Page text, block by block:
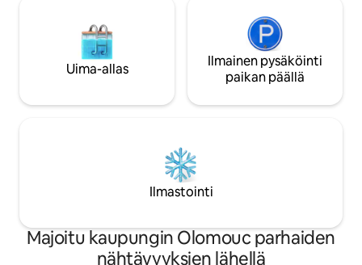
Uima-allas
Ilmainen pysäköinti
paikan päällä
Ilmastointi
Majoitu kaupungin Olomouc parhaiden
nähtävyyksien lähellä